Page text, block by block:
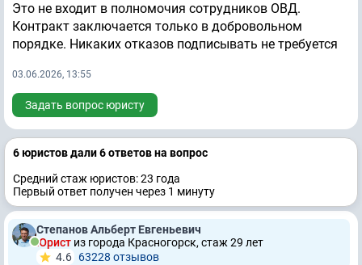
Это не входит в полномочия сотрудников ОВД.
Контракт заключается только в добровольном
порядке. Никаких отказов подписывать не требуется
03.06.2026, 13:55
Задать вопрос юристу
6 юристов дали 6 ответов на вопрос
Средний стаж юристов: 23 годa
Первый ответ получен через 1 минуту
Степанов Альберт Евгеньевич
Юрист из города Красногорск, стаж 29 лет
4.6 63228 отзывов